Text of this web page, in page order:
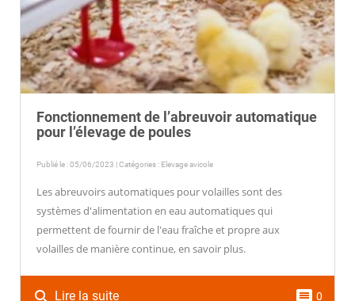
Fonctionnement de l’abreuvoir automatique
pour l’élevage de poules
Publié le : 05/06/2023 | Catégories : Elevage avicole
Les abreuvoirs automatiques pour volailles sont des
systèmes d'alimentation en eau automatiques qui
permettent de fournir de l'eau fraîche et propre aux
volailles de manière continue, en savoir plus.
search Lire la suite comment 0